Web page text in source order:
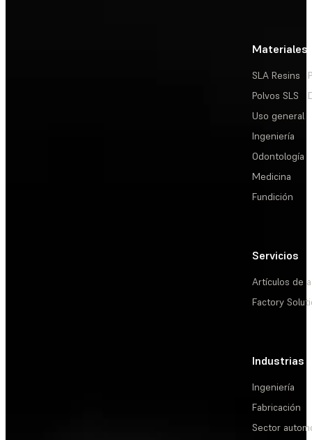
Materiales
SLA Resins
Polvos SLS
Uso general
Ingeniería
Odontología
Medicina
Fundición
Servicios
Artículos de
Factory
Industrias
Ingeniería
Fabricación
Sector